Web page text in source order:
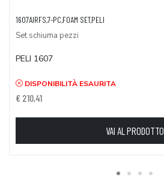
1607AIRFS,7-PC,FOAM SET,PELI
Set schiuma pezzi
PELI 1607
DISPONIBILITÀ ESAURITA
€ 210,41
VAI AL PRODOTTO